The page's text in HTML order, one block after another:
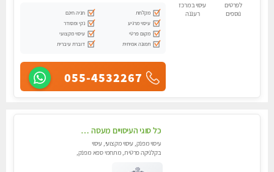
לפרטים
נוספים
עיסוי במרכז
רעננה
מקלחת
חניה חינם
עיסוי מרגיע
נקי ומסודר
מקום פרטי
עיסוי מקצועי
תמונה אמיתית
דוברת עיברית
055-4532267
כל סוגי העיסויים מעסה מקצועית ואיכותית פרטי!!!
עיסוי מפנק, עיסוי מקצועי, עיסוי
בקלניקה פרטית, מתחמי ספא מפנק,